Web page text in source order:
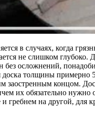
в случаях, когда
не слишком глубоко.
без осложнений,
доска толщины примерно
заостренным концом.
их обязательно нужно
и гребнем на другой, для